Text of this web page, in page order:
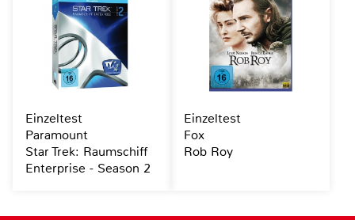
Einzeltest
Paramount
Star Trek: Raumschiff
Enterprise - Season 2
Einzeltest
Fox
Rob Roy